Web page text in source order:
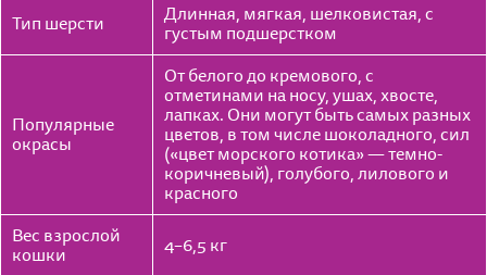
Тип шерсти Длинная, мягкая, шелковистая, с
густым подшерстком
Популярные
окрасы
От белого до кремового, с
отметинами на носу, ушах, хвосте,
лапках. Они могут быть самых разных
цветов, в том числе шоколадного, сил
(«цвет морского котика» — темно-
коричневый), голубого, лилового и
красного
Вес взрослой
кошки
4–6,5 кг